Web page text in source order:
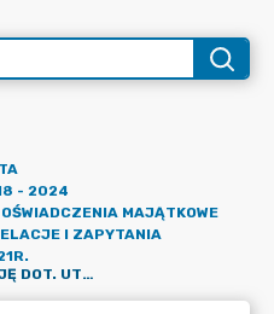
- 2024
MAJĄTKOWE
I ZAPYTANIA
ODPOWIEDŹ NA INTERPELACJĘ DOT. UTWARDZENIA DROGI UL. KRZYŻOWICKIEJ W DZIELNICY OSINY.